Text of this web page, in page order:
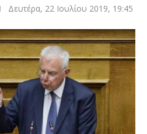
Δευτέρα, 22 Ιουλίου 2019, 19:45